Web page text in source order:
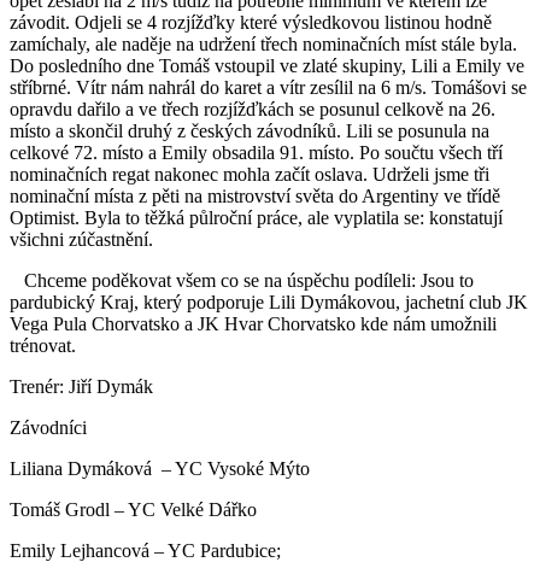
závodit. Odjeli se 4 rozjížďky které výsledkovou listinou hodně
zamíchaly, ale naděje na udržení třech nominačních míst stále byla.
Do posledního dne Tomáš vstoupil ve zlaté skupiny, Lili a Emily ve
stříbrné. Vítr nám nahrál do karet a vítr zesílil na 6 m/s. Tomášovi se
opravdu dařilo a ve třech rozjížďkách se posunul celkově na 26.
místo a skončil druhý z českých závodníků. Lili se posunula na
celkové 72. místo a Emily obsadila 91. místo. Po součtu všech tří
nominačních regat nakonec mohla začít oslava. Udrželi jsme tři
nominační místa z pěti na mistrovství světa do Argentiny ve třídě
Optimist. Byla to těžká půlroční práce, ale vyplatila se: konstatují
všichni zúčastnění.
Chceme poděkovat všem co se na úspěchu podíleli: Jsou to
pardubický Kraj, který podporuje Lili Dymákovou, jachetní club JK
Vega Pula Chorvatsko a JK Hvar Chorvatsko kde nám umožnili
trénovat.
Trenér: Jiří Dymák
Závodníci
Liliana Dymáková – YC Vysoké Mýto
Tomáš Grodl – YC Velké Dářko
Emily Lejhancová – YC Pardubice;